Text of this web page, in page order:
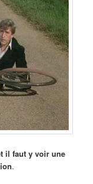
il faut y voir une
.